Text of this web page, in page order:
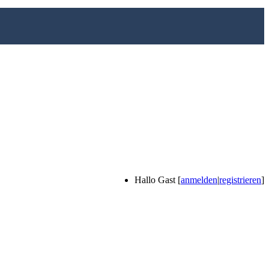
Hallo Gast [anmelden|registrieren]